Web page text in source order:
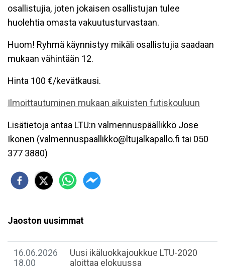
osallistujia, joten jokaisen osallistujan tulee
huolehtia omasta vakuutusturvastaan.
Huom! Ryhmä käynnistyy mikäli osallistujia saadaan
mukaan vähintään 12.
Hinta 100 €/kevätkausi.
Ilmoittautuminen mukaan aikuisten futiskouluun
Lisätietoja antaa LTU:n valmennuspäällikkö Jose
Ikonen (valmennuspaallikko@ltujalkapallo.fi tai 050
377 3880)
Jaoston uusimmat
16.06.2026
18.00
Uusi ikäluokkajoukkue LTU-2020
aloittaa elokuussa